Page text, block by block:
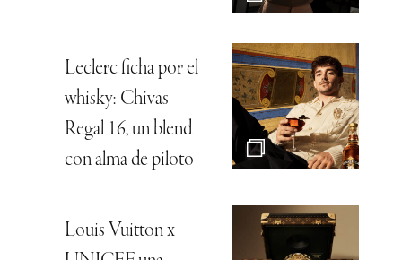
Leclerc ficha por el
whisky: Chivas
Regal 16, un blend
con alma de piloto
Louis Vuitton x